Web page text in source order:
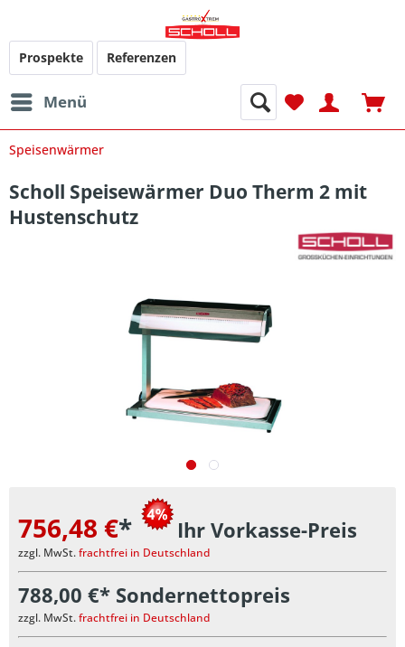
Prospekte Referenzen
Menü
Speisenwärmer
Scholl Speisewärmer Duo Therm 2 mit
Hustenschutz
756,48 €* Ihr Vorkasse-Preis
zzgl. MwSt.frachtfrei in Deutschland
788,00 €* Sondernettopreis
zzgl. MwSt.frachtfrei in Deutschland